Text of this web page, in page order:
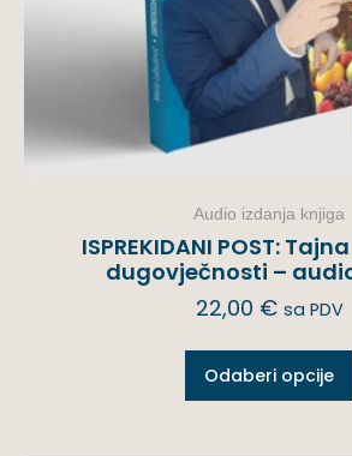
Audio izdanja knjiga
ISPREKIDANI POST:
dugovječnosti –
22,00 € sa PDV
Odaberi opcije